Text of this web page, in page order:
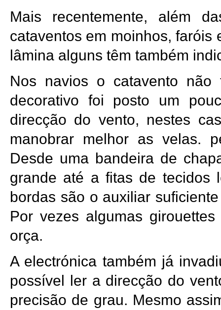
Mais recentemente, além
cataventos em moinhos, faróis
lâmina alguns têm também
Nos navios o catavento
decorativo foi posto um
direcção do vento, nestes
manobrar melhor as velas.
Desde uma bandeira de
grande até a fitas de tecidos
bordas são o auxiliar
Por vezes algumas
orça.
A electrónica também já
possível ler a direcção do
precisão de grau. Mesmo